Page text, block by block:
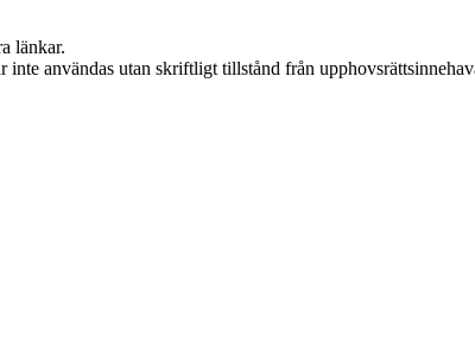
länkar.
användas utan skriftligt tillstånd från